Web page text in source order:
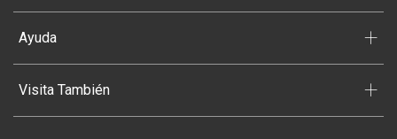
Ayuda +
Visita También +